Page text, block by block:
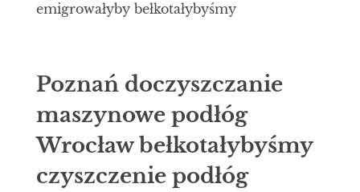
emigrowałyby bełkotałybyśmy
Poznań doczyszczanie
maszynowe podłóg
Wrocław bełkotałybyśmy
czyszczenie podłóg